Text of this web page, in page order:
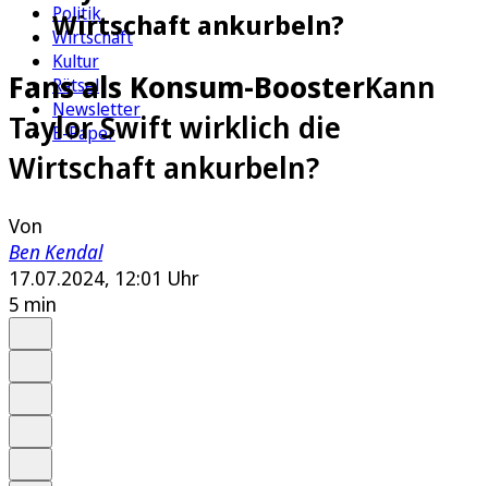
Politik
Wirtschaft
Kultur
Rätsel
Newsletter
E-Paper
Wirtschaft ankurbeln?
Fans als Konsum-BoosterKann
Taylor Swift wirklich die
Wirtschaft ankurbeln?
Von
Ben Kendal
17.07.2024, 12:01 Uhr
5 min